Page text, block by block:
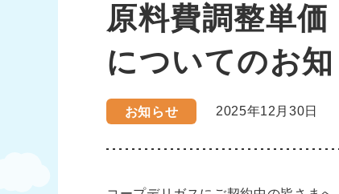
原料費調整単
についてのお
お知らせ 2025年12月30日